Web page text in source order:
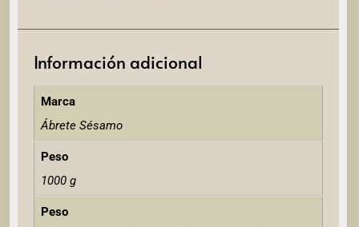
Información adicional
Marca
Ábrete Sésamo
Peso
1000 g
Peso